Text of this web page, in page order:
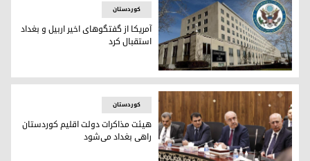
وزارت امور خارجه ایالات متحده آمریکا
کوردستان
آمریکا از گفتگوهای اخیر اربیل و بغداد
استقبال کرد
کوردستان
هیئت مذاکرات دولت اقلیم کوردستان
راهی بغداد می‌شود